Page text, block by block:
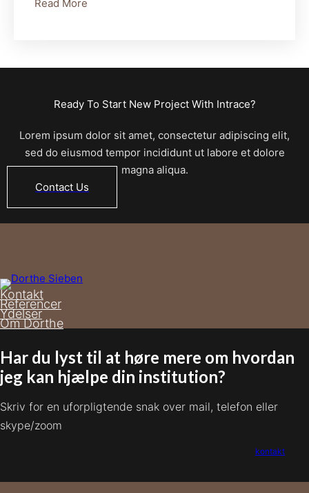
Read More
Ready To Start New Project With Intrace?
Lorem ipsum dolor sit amet, consectetur adipiscing elit,
sed do eiusmod tempor incididunt ut labore et dolore
magna aliqua.
Contact Us
Kontakt
Referencer
Ydelser
Om Dorthe
Har du lyst til at høre mere om hvordan
jeg kan hjælpe din institution?
Skriv for en uforpligtende snak over mail, telefon eller
skype/zoom
kontakt